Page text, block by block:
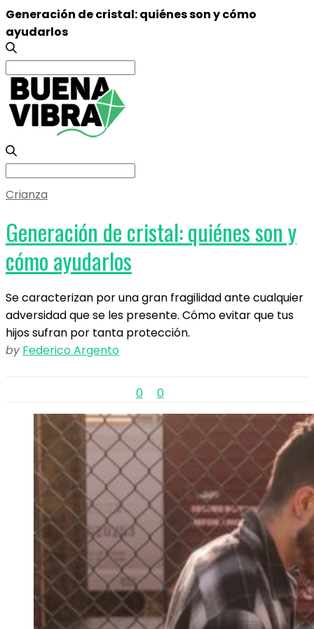
Generación de cristal: quiénes son y cómo
ayudarlos
Search
for:
Search
for:
Crianza
Generación de cristal: quiénes son y
cómo ayudarlos
Se caracterizan por una gran fragilidad ante cualquier
adversidad que se les presente. Cómo evitar que tus
hijos sufran por tanta protección.
by Federico Argento
0 0